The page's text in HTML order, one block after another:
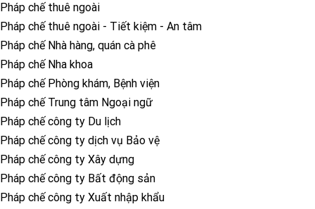
Pháp chế thuê ngoài
Pháp chế thuê ngoài - Tiết kiệm - An tâm
Pháp chế Nhà hàng, quán cà phê
Pháp chế Nha khoa
Pháp chế Phòng khám, Bệnh viện
Pháp chế Trung tâm Ngoại ngữ
Pháp chế công ty Du lịch
Pháp chế công ty dịch vụ Bảo vệ
Pháp chế công ty Xây dựng
Pháp chế công ty Bất động sản
Pháp chế công ty Xuất nhập khẩu